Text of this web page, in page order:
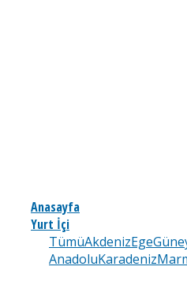
Anasayfa
Yurt İçi
TümüAkdenizEge
AnadoluKaradeniz